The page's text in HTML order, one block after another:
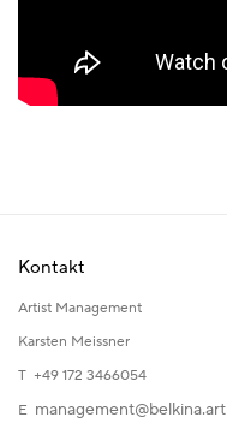
Kontakt
Artist Management
Karsten Meissner
T +49 172 3466054
E management@belkina.art